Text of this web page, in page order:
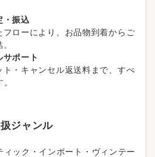
・振込
ローにより、お品物到着からご
サポート
・キャンセル返送料まで、すべ
ジャンル
ック・インポート・ヴィンテー